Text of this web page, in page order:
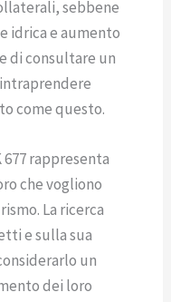
sebbene
idrica e aumento
di consultare un
come questo.
rappresenta
che vogliono
La ricerca
e sulla sua
un
dei loro